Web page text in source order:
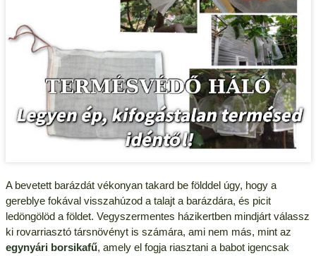
A bevetett barázdát vékonyan takard be földdel úgy, hogy a
gereblye fokával visszahúzod a talajt a barázdára, és picit
ledöngölöd a földet. Vegyszermentes házikertben mindjárt válassz
ki rovarriasztó társnövényt is számára, ami nem más, mint az
egynyári borsikafű, amely el fogja riasztani a babot igencsak